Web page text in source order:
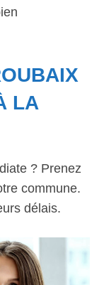
LA
? Prenez
commune.
délais.